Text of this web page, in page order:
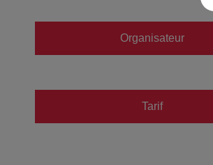
Organisateur
Tarif